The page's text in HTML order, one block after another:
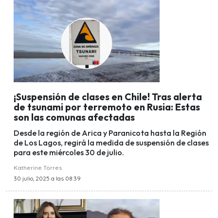
¡Suspensión de clases en Chile! Tras alerta
de tsunami por terremoto en Rusia: Estas
son las comunas afectadas
Desde la región de Arica y Paranicota hasta la Región
de Los Lagos, regirá la medida de suspensión de clases
para este miércoles 30 de julio.
Katherine Torres
30 julio, 2025 a las 08:39